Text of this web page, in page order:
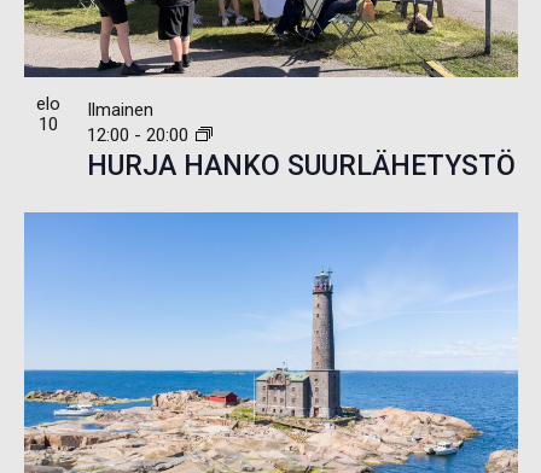
elo
10
HURJA HANKO SUURLÄHETYSTÖ
12:00 - 20:00
Ilmainen